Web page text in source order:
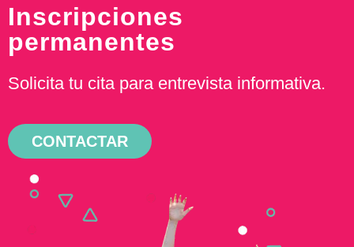
Inscripciones
permanentes
Solicita tu cita para entrevista informativa.
CONTACTAR